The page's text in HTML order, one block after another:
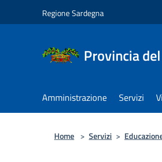
Regione Sardegna
Provincia
Amministrazione Servizi
Home > Servizi >